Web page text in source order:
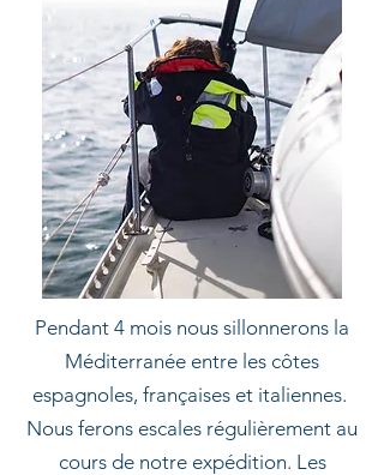
Pendant 4 mois nous sillonnerons la
Méditerranée entre les côtes
espagnoles, françaises et italiennes.
Nous ferons escales régulièrement au
cours de notre expédition. Les